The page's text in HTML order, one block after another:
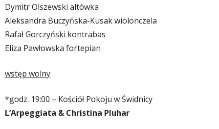
Dymitr Olszewski altówka
Aleksandra Buczyńska-Kusak wiolonczela
Rafał Gorczyński kontrabas
Eliza Pawłowska fortepian
wstęp wolny
*godz. 19:00 – Kościół Pokoju w Świdnicy
L’Arpeggiata & Christina Pluhar